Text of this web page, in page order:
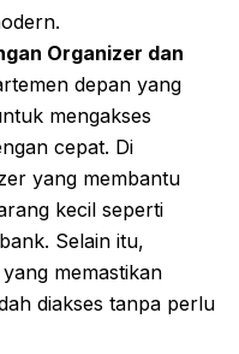
Organizer dan
depan yang
mengakses
cepat. Di
yang membantu
kecil seperti
Selain itu,
memastikan
diakses tanpa perlu